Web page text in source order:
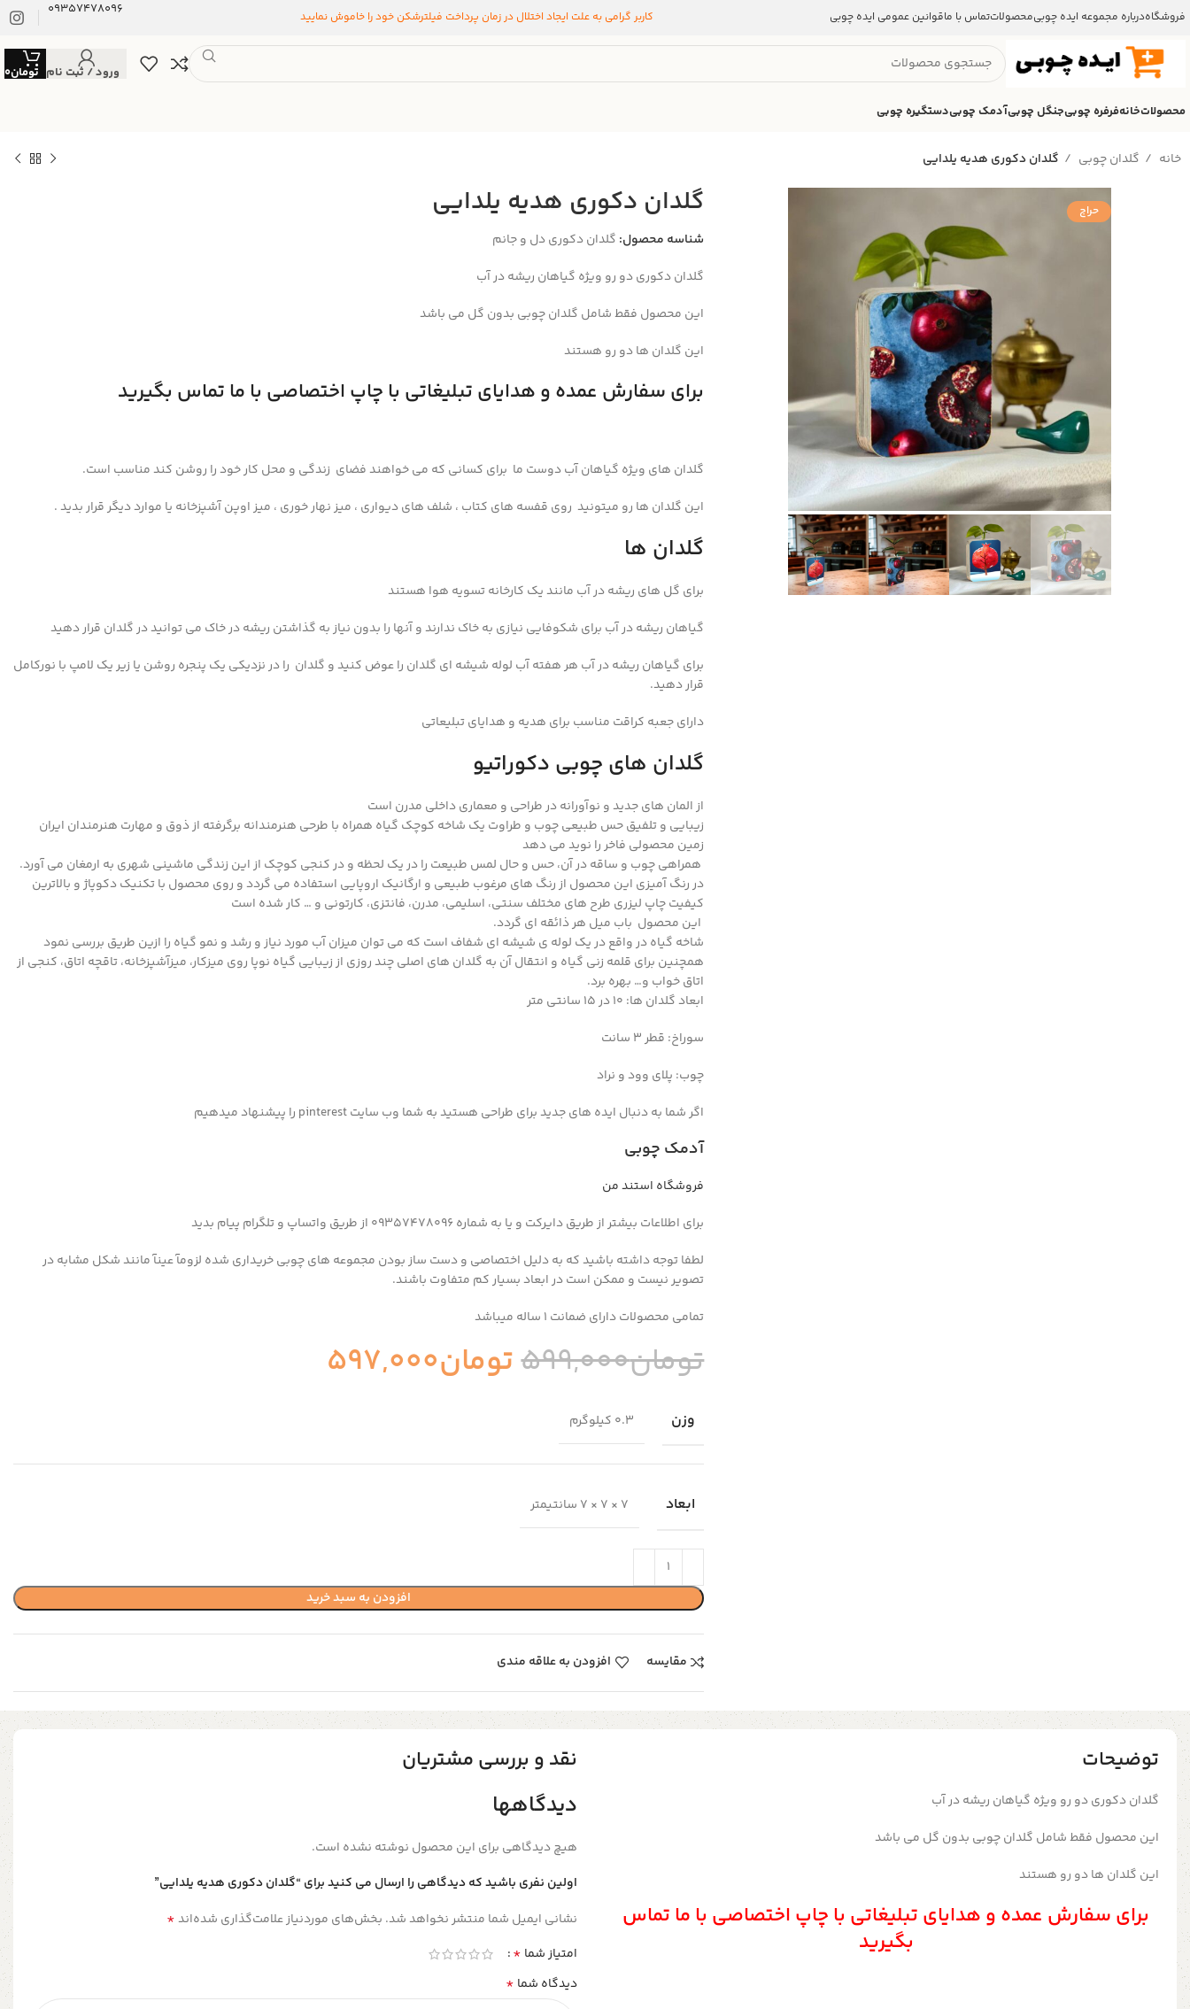
فروشگاهدرباره مجموعه ایده چوبیمحصولاتتماس با ماقوانین عمومی ایده چوبی کاربر گرامی به علت ایجاد اختلال در زمان پرداخت فیلترشکن خود را خاموش نمایید 09357478096
ورود / ثبت نام تومان0
محصولاتخانهفرفره چوبیجنگل چوبیآدمک چوبیدستگیره چوبی
خانه گلدان چوبی گلدان دکوری هدیه یلدایی
حراج گلدان دکوری هدیه یلدایی
شناسه محصول: گلدان دکوری دل و جانم
گلدان دکوری دو رو ویژه گیاهان ریشه در آب
این محصول فقط شامل گلدان چوبی بدون گل می باشد
این گلدان ها دو رو هستند
برای سفارش عمده و هدایای تبلیغاتی با چاپ اختصاصی با ما تماس بگیرید
گلدان های ویژه گیاهان آب دوست ما برای کسانی که می خواهند فضای زندگی و محل کار خود را روشن کند مناسب است.
این گلدان ها رو میتونید روی قفسه های کتاب ، شلف های دیواری ، میز نهار خوری ، میز اوپن آشپزخانه یا موارد دیگر قرار بدید .
گلدان ها
برای گل های ریشه در آب مانند یک کارخانه تسویه هوا هستند
گیاهان ریشه در آب برای شکوفایی نیازی به خاک ندارند و آنها را بدون نیاز به گذاشتن ریشه در خاک می توانید در گلدان قرار دهید
برای گیاهان ریشه در آب هر هفته آب لوله شیشه ای گلدان را عوض کنید و گلدان را در نزدیکی یک پنجره روشن یا زیر یک لامپ با نورکامل
قرار دهید.
دارای جعبه کراقت مناسب برای هدیه و هدایای تبلیعاتی
گلدان های چوبی دکوراتیو
از المان های جدید و نوآورانه در طراحی و معماری داخلی مدرن است
زیبایی و تلفیق حس طبیعی چوب و طراوت یک شاخه کوچک گیاه همراه با طرحی هنرمندانه برگرفته از ذوق و مهارت هنرمندان ایران
زمین محصولی فاخر را نوید می دهد
همراهی چوب و ساقه در آن، حس و حال لمس طبیعت را در یک لحظه و در کنجی کوچک از این زندگی ماشینی شهری به ارمغان می آورد.
در رنگ آمیزی این محصول از رنگ های مرغوب طبیعی و ارگانیک اروپایی استفاده می گردد و روی محصول با تکنیک دکوپاژ و بالاترین
کیفیت چاپ لیزری طرح های مختلف سنتی، اسلیمی، مدرن، فانتزی، کارتونی و … کار شده است
این محصول باب میل هر ذائقه ای گردد.
شاخه گیاه در واقع در یک لوله ی شیشه ای شفاف است که می توان میزان آب مورد نیاز و رشد و نمو گیاه را ازین طریق بررسی نمود
همچنین برای قلمه زنی گیاه و انتقال آن به گلدان های اصلی چند روزی از زیبایی گیاه نوپا روی میزکار، میزآشپزخانه، تاقچه اتاق، کنجی از
اتاق خواب و… بهره برد.
ابعاد گلدان ها: 10 در 15 سانتی متر
سوراخ: قطر 3 سانت
چوب: پلای وود و نراد
اگر شما به دنبال ایده های جدید برای طراحی هستید به شما وب سایت pinterest را پیشنهاد میدهیم
آدمک چوبی
فروشگاه استند من
برای اطلاعات بیشتر از طریق دایرکت و یا به شماره 09357478096 از طریق واتساپ و تلگرام پیام بدید
لطفا توجه داشته باشید که به دلیل اختصاصی و دست ساز بودن مجموعه های چوبی خریداری شده لزومآ عینآ مانند شکل مشابه در
تصویر نیست و ممکن است در ابعاد بسیار کم متفاوت باشند.
تمامی محصولات دارای ضمانت ۱ ساله میباشد
تومان599,000تومان597,000
وزن 0.3 کیلوگرم
ابعاد 7 × 7 × 7 سانتیمتر
افزودن به سبد خرید
مقایسه افزودن به علاقه مندی
توضیحات
گلدان دکوری دو رو ویژه گیاهان ریشه در آب
این محصول فقط شامل گلدان چوبی بدون گل می باشد
این گلدان ها دو رو هستند
برای سفارش عمده و هدایای تبلیغاتی با چاپ اختصاصی با ما تماس
بگیرید
نقد و بررسی مشتریان
دیدگاهها
هیچ دیدگاهی برای این محصول نوشته نشده است.
اولین نفری باشید که دیدگاهی را ارسال می کنید برای “گلدان دکوری هدیه یلدایی”
نشانی ایمیل شما منتشر نخواهد شد. بخش‌های موردنیاز علامت‌گذاری شده‌اند*
امتیاز شما *
دیدگاه شما *